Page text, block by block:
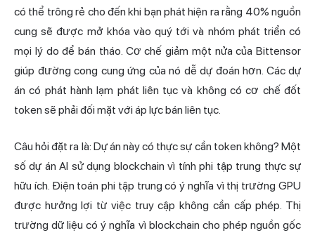
có thể trông rẻ cho đến khi bạn phát hiện ra rằng 40% nguồn
cung sẽ được mở khóa vào quý tới và nhóm phát triển có
mọi lý do để bán tháo. Cơ chế giảm một nửa của Bittensor
giúp đường cong cung ứng của nó dễ dự đoán hơn. Các dự
án có phát hành lạm phát liên tục và không có cơ chế đốt
token sẽ phải đối mặt với áp lực bán liên tục.
Câu hỏi đặt ra là: Dự án này có thực sự cần token không? Một
số dự án AI sử dụng blockchain vì tính phi tập trung thực sự
hữu ích. Điện toán phi tập trung có ý nghĩa vì thị trường GPU
được hưởng lợi từ việc truy cập không cần cấp phép. Thị
trường dữ liệu có ý nghĩa vì blockchain cho phép nguồn gốc